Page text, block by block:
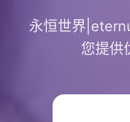
永恒世界
您提供